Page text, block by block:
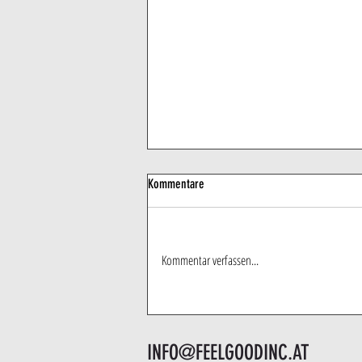
Kommentare
Kommentar verfassen...
INFO@FEELGOODINC.AT